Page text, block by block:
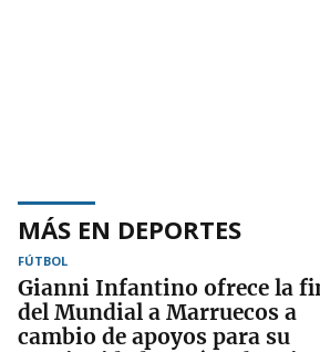
MÁS EN DEPORTES
FÚTBOL
Gianni Infantino ofrece la
del Mundial a Marruecos a
cambio de apoyos para su